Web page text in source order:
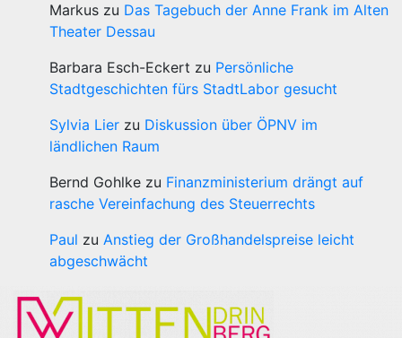
Markus zu Das Tagebuch der Anne Frank im Alten
Theater Dessau
Barbara Esch-Eckert zu Persönliche
Stadtgeschichten fürs StadtLabor gesucht
Sylvia Lier zu Diskussion über ÖPNV im
ländlichen Raum
Bernd Gohlke zu Finanzministerium drängt auf
rasche Vereinfachung des Steuerrechts
Paul zu Anstieg der Großhandelspreise leicht
abgeschwächt